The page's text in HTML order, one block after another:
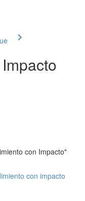
con Impacto"
con impacto